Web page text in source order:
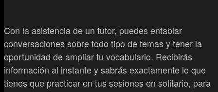
Con la asistencia de un tutor, puedes entablar
conversaciones sobre todo tipo de temas y tener la
oportunidad de ampliar tu vocabulario. Recibirás
información al instante y sabrás exactamente lo que
tienes que practicar en tus sesiones en solitario, para